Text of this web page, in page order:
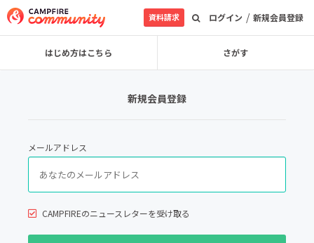
ログイン / 新規会員登録
資料請求
はじめ方はこちら さがす
新規会員登録
メールアドレス
CAMPFIREのニュースレターを受け取る